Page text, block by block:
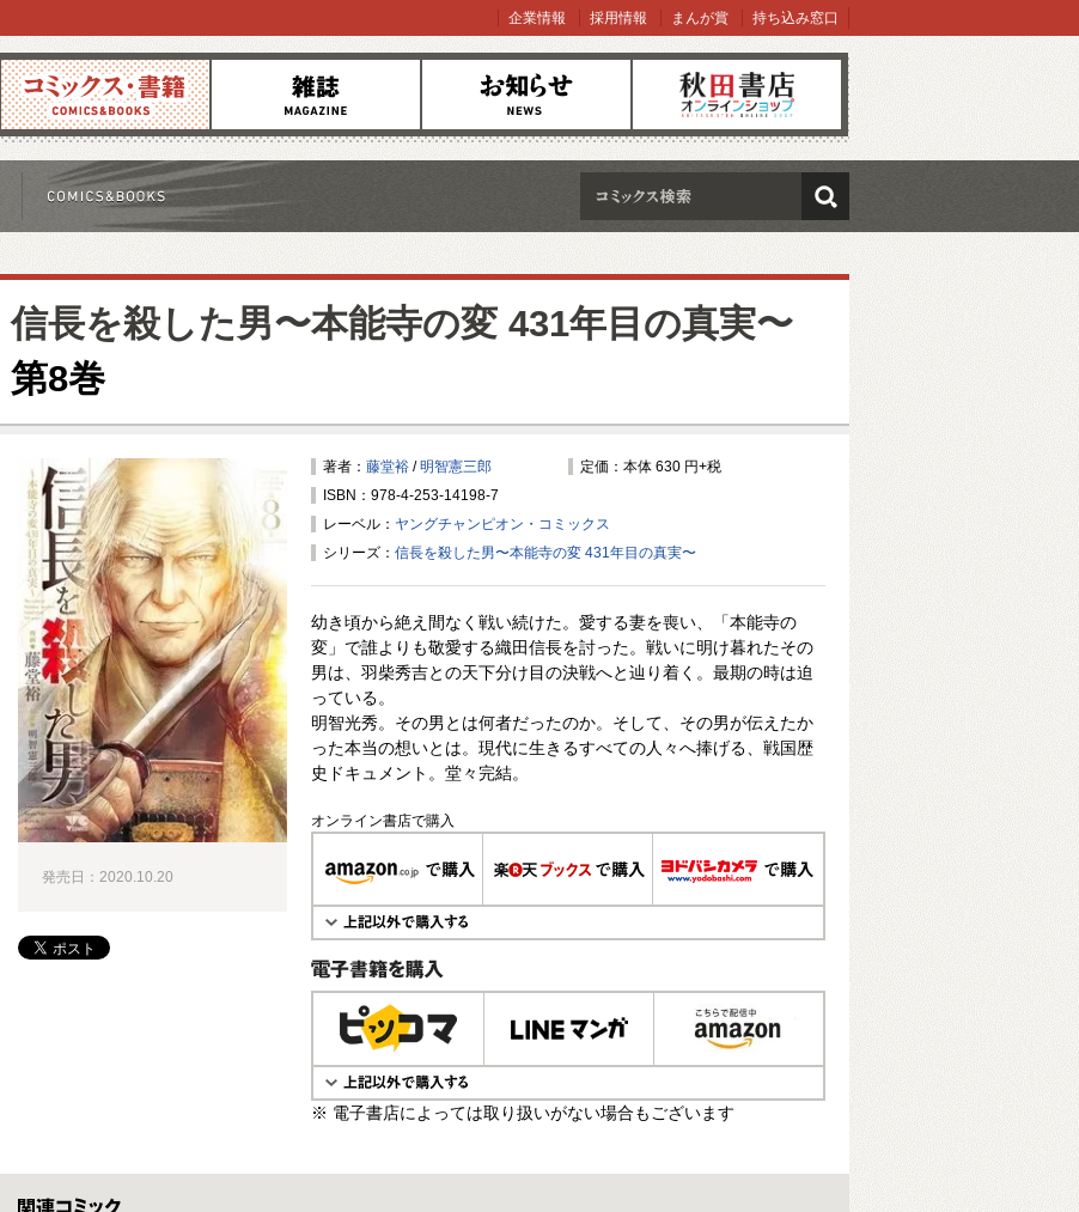
コミックス 雑誌 お知らせ オンラインショップ
企業情報 採用情報 まんが賞 持ち込み窓口
検索
信長を殺した男〜本能寺の変 431年目の真実〜
第8巻
著者： 藤堂裕 /明智憲三郎
定価：本体 630 円+税
ISBN：978-4-253-14198-7
レーベル： ヤングチャンピオン・コミックス
シリーズ： 信長を殺した男〜本能寺の変 431年目の真実〜
幼き頃から絶え間なく戦い続けた。愛する妻を喪い、「本能寺の
変」で誰よりも敬愛する織田信長を討った。戦いに明け暮れたその
男は、羽柴秀吉との天下分け目の決戦へと辿り着く。最期の時は迫
っている。
明智光秀。その男とは何者だったのか。そして、その男が伝えたか
った本当の想いとは。現代に生きるすべての人々へ捧げる、戦国歴
史ドキュメント。堂々完結。
オンライン書店で購入
電子書籍で購入
※ 電子書店によっては取り扱いがない場合もございます
発売日：2020.10.20